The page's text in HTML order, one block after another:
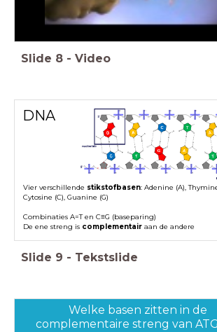
Slide 8 - Video
Vier verschillende stikstofbasen: Adenine (A), Thymine
Cytosine (C), Guanine (G)
Combinaties A=T en C≡G (baseparing)
De ene streng is complementairaan de andere
DNA
Slide 9 - Tekstslide
Welke basen zitten in de
complementaire streng van